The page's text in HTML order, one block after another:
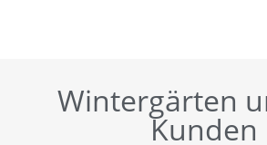
Wintergärten
Kunden